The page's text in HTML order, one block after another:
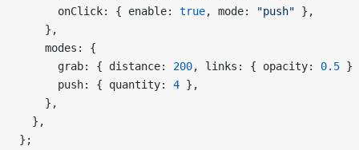
      onClick: { enable:
true, mode: "push" },
    },
    modes: {
      grab: { distance:
200, links: { opacity: 0.5 }
      push: { quantity:
4 },
    },
  },
};